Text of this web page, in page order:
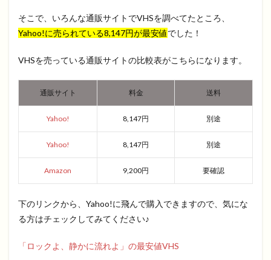
そこで、いろんな通販サイトでVHSを調べてたところ、
Yahoo!に売られている8,147円が最安値でした！
VHSを売っている通販サイトの比較表がこちらになります。
通販サイト 料金 送料
Yahoo! 8,147円 別途
Yahoo! 8,147円 別途
Amazon 9,200円 要確認
下のリンクから、Yahoo!に飛んで購入できますので、気にな
る方はチェックしてみてください♪
「ロックよ、静かに流れよ」の最安値VHS